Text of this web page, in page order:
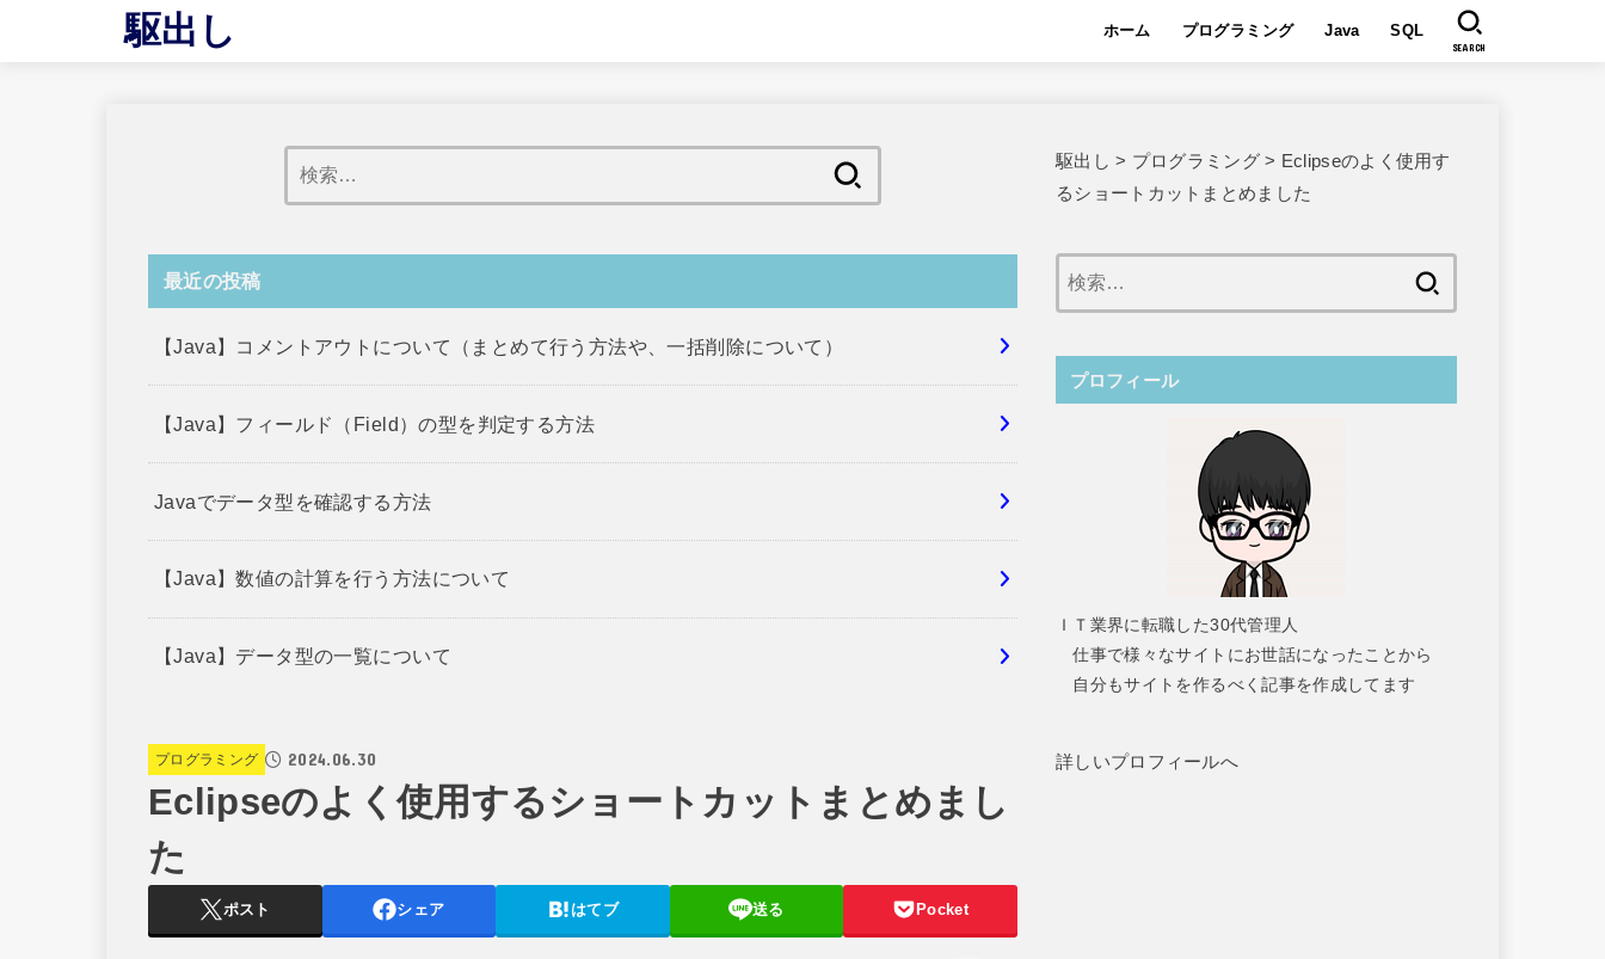
駆出し ホーム プログラミング Java SQL
SEARCH
索:
最近の投稿
【Java】コメントアウトについて（まとめて行う方法や、一括削除について）
【Java】フィールド（Field）の型を判定する方法
Javaでデータ型を確認する方法
【Java】数値の計算を行う方法について
【Java】データ型の一覧について
プログラミング 2024.06.30
Eclipseのよく使用するショートカットまとめまし
た
ポスト シェア はてブ 送る Pocket
駆出し > プログラミング> Eclipseのよく使用す
るショートカットまとめました
プロフィール
ＩＴ業界に転職した30代管理人
仕事で様々なサイトにお世話になったことから
自分もサイトを作るべく記事を作成してます
詳しいプロフィールへ